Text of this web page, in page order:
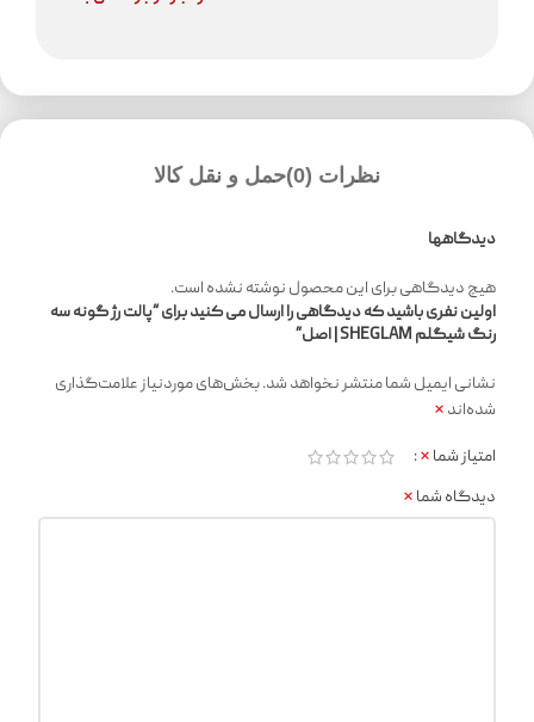
نظرات (0) حمل و نقل کالا
دیدگاهها
هیچ دیدگاهی برای این محصول نوشته نشده است.
اولین نفری باشید که دیدگاهی را ارسال می کنید برای “پالت رژ گونه سه
رنگ شیگلم SHEGLAM | اصل”
نشانی ایمیل شما منتشر نخواهد شد.بخش‌های موردنیاز علامت‌گذاری
شده‌اند *
امتیاز شما *
دیدگاه شما *